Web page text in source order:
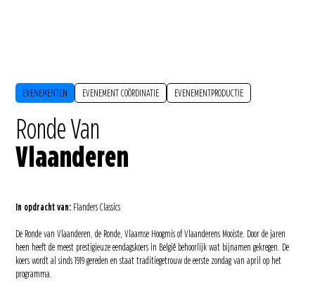
EVENEMENTEN EVENEMENT COÖRDINATIE EVENEMENTPRODUCTIE
Ronde Van
Vlaanderen
In opdracht van: Flanders Classics
De Ronde van Vlaanderen, de Ronde, Vlaamse Hoogmis of Vlaanderens Mooiste. Door de jaren
heen heeft de meest prestigieuze eendagskoers in België behoorlijk wat bijnamen gekregen. De
koers wordt al sinds 1919 gereden en staat traditiegetrouw de eerste zondag van april op het
programma.